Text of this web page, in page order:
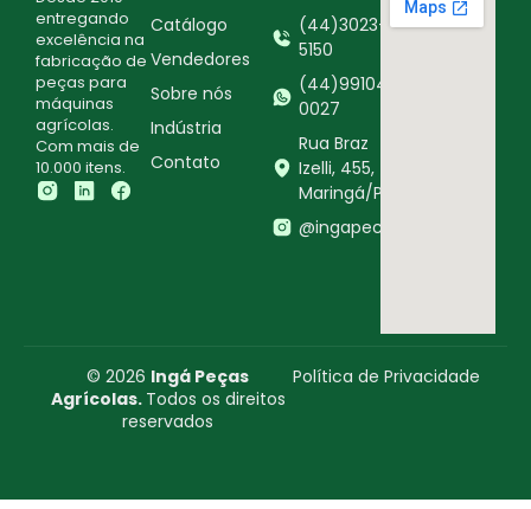
entregando
excelência na
fabricação de
peças para
máquinas
agrícolas.
Com mais de
10.000 itens.
Catálogo
Vendedores
Sobre nós
Indústria
Contato
(44)3023-
5150
(44)99104-
0027
Rua Braz
Izelli, 455,
Maringá/PR
@ingapecasagricolas
© 2026 Ingá Peças
Agrícolas. Todos os direitos
reservados
Política de Privacidade